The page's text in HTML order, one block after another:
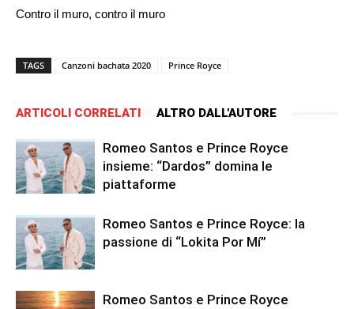
Contro il muro, contro il muro
TAGS Canzoni bachata 2020 Prince Royce
ARTICOLI CORRELATI ALTRO DALL'AUTORE
Romeo Santos e Prince Royce
insieme: “Dardos” domina le
piattaforme
Romeo Santos e Prince Royce: la
passione di “Lokita Por Mí”
Romeo Santos e Prince Royce